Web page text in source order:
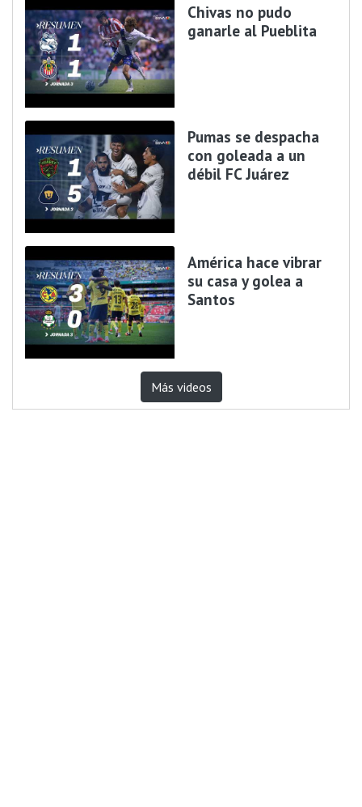
Chivas no pudo
ganarle al Pueblita
Pumas se despacha
con goleada a un
débil FC Juárez
América hace vibrar
su casa y golea a
Santos
Más videos